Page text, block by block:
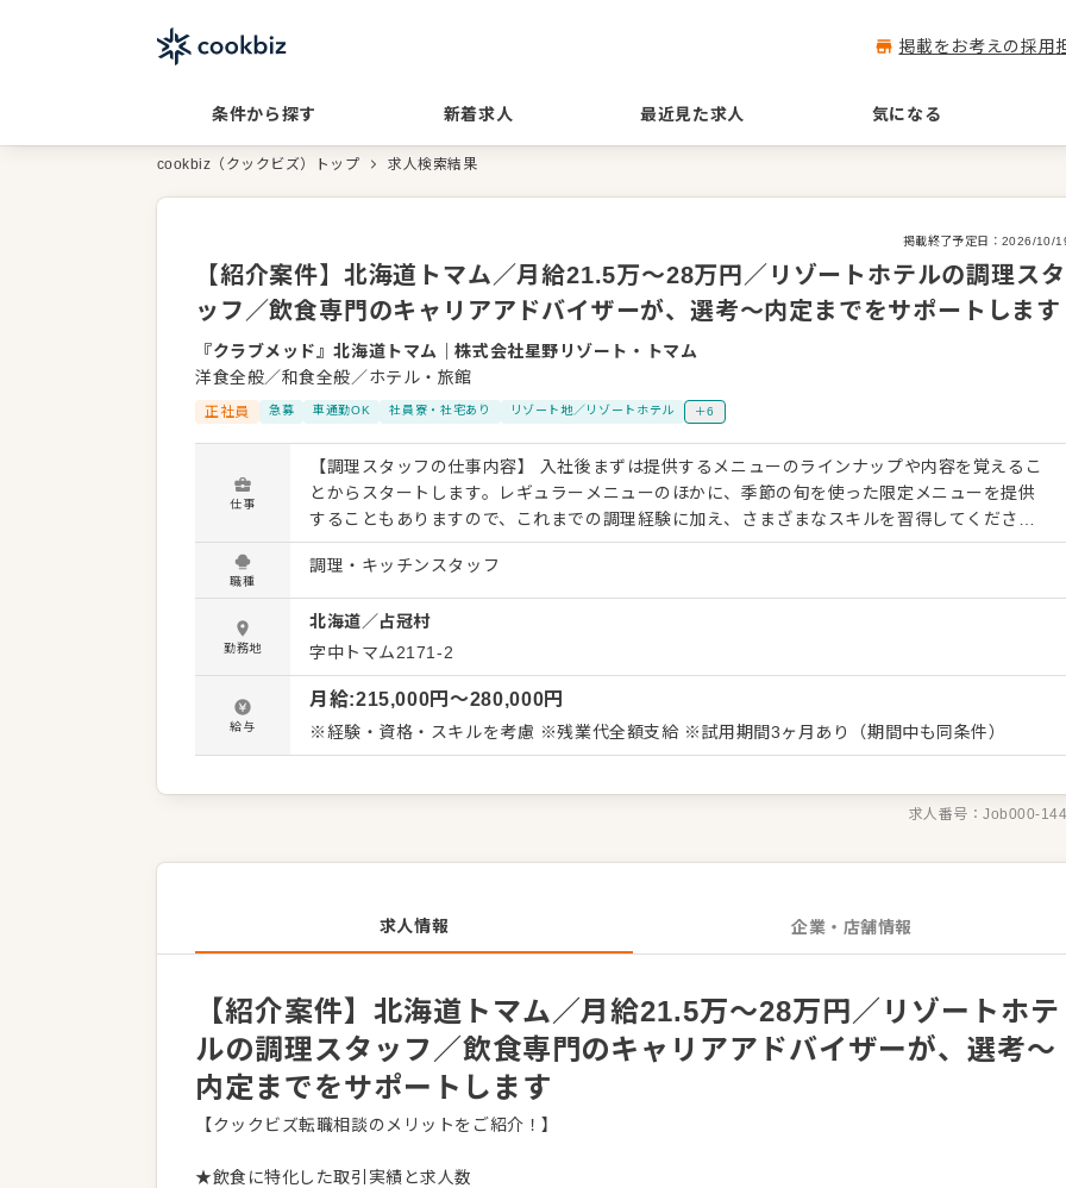
掲載をお考えの採用
条件から探す 新着求人 最近見た求人 気になる
cookbiz（クックビズ）トップ 求人検索結果
掲載終了予定日： 2026/10/
【紹介案件】北海道トマム／月給21.5万～28万円／リゾートホテルの調理スタ
ッフ／飲食専門のキャリアアドバイザーが、選考～内定までをサポートします
『クラブメッド』北海道トマム ｜株式会社星野リゾート・トマム
洋食全般／和食全般／ホテル・旅館
正社員 急募 車通勤OK 社員寮・社宅あり リゾート地／リゾートホテル ＋6
仕事
【調理スタッフの仕事内容】 入社後まずは提供するメニューのラインナップや内容を覚えるこ
とからスタートします。レギュラーメニューのほかに、季節の旬を使った限定メニューを提供
することもありますので、これまでの調理経験に加え、さまざまなスキルを習得してくださ
い。 料理長のもと新メニューの考案に携わることも可能。自由な発想から生まれる新作を期待
しています。よりよいお店づくりのためのオペレーション改善や構築についてのアイデアも大
歓迎です。 【具体的には…】 ・仕込みや盛り付けなどカンタンな調理からスタート ・全体の
流れを学んで調理全般を担当 ・仕入れや在庫管理などキッチンの管理業務 ・まかないづくり
・後輩スタッフやアルバイトスタッフの教育 ・料理長の補助 ・新メニュー提案 など 入社後は
スキルに合わせた業務からお任せしますので、徐々に業務の幅を広げていきましょう。先輩ス
タッフがあなたの成長をサポートしますので、経験が浅い方も安心してスタートできる環境で
す。 ゆくゆくは、料理長やSVといった本部職への昇格をめざせます。 詳細は面談時にご説明い
たします。この求人が気になった方は、エントリーいただくか『クックビズ転職支援窓口』ま
職種
調理・キッチンスタッフ
勤務地
北海道／占冠村
字中トマム2171-2
給与
月給:215,000円〜280,000円
※経験・資格・スキルを考慮 ※残業代全額支給 ※試用期間3ヶ月あり（期間中も同条件）
求人番号：Job000-
求人情報 企業・店舗情報
【紹介案件】北海道トマム／月給21.5万～28万円／リゾートホテ
ルの調理スタッフ／飲食専門のキャリアアドバイザーが、選考～
内定までをサポートします
【クックビズ転職相談のメリットをご紹介！】
★飲食に特化した取引実績と求人数